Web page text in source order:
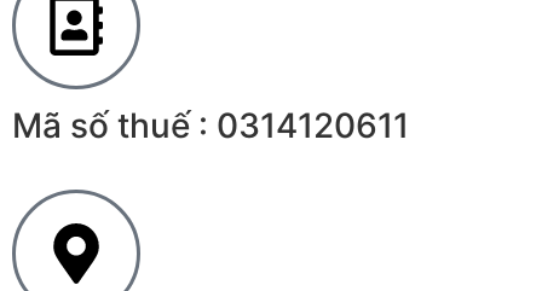
Mã số thuế : 0314120611